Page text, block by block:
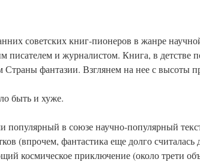
советских книг-пионеров в жанре
писателем и журналистом. Книга, в детстве
Страны фантазии. Взглянем на нее с высоты
быть и хуже.
популярный в союзе научно-популярный
(впрочем, фантастика еще долго считалась
космическое приключение (около трети